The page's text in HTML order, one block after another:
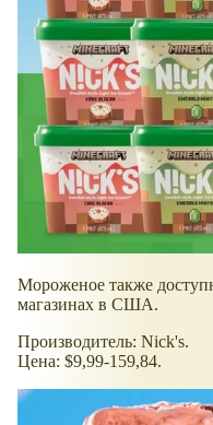
Мороженое также
магазинах в США.
Производитель: Nick's.
Цена: $9,99-159,84.